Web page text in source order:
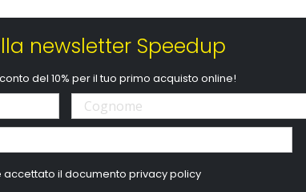
newsletter Speedup
del 10% per il tuo primo acquisto online!
accettato il documentoprivacy policy